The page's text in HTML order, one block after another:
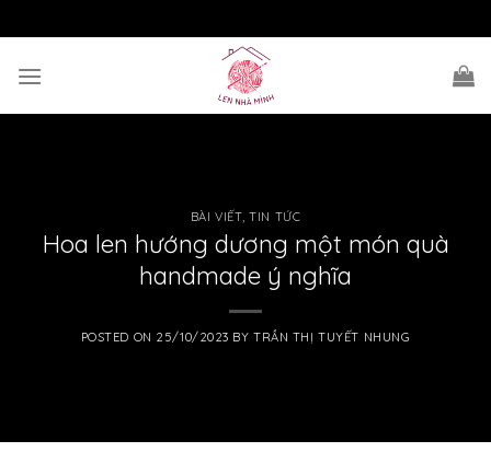
to
content
BÀI VIẾT ,TIN TỨC
Hoa len hướng dương một món quà
handmade ý nghĩa
POSTED ON 25/10/2023 BYTRẦN THỊ TUYẾT NHUNG